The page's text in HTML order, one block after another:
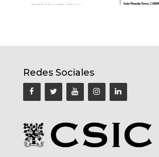
Redes Sociales